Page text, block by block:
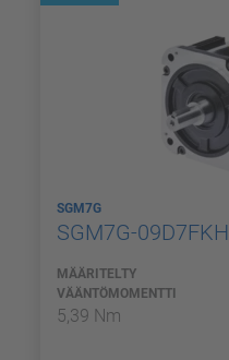
SGM7G
SGM7G-09D7FKH
MÄÄRITELTY
VÄÄNTÖMOMENTTI
5,39 Nm